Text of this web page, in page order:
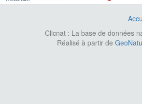
Clicnat : La base de données
Réalisé à partir de